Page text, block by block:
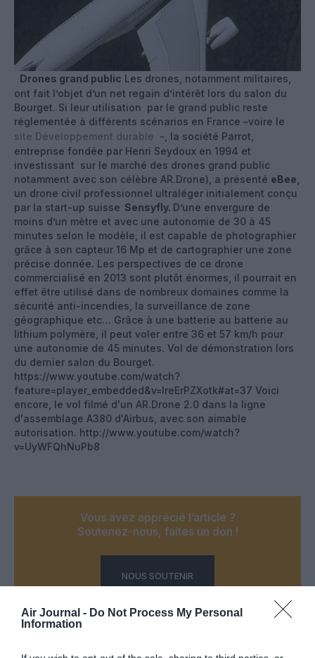
Air Journal - Do Not Process My Personal
Information
Drones grand public Les drones, notamment militaires,
ont fait l’objet d’un net regain d’intérêt lors du salon du
Bourget. Si leur utilisation par le grand public reste
réglementée à différents scénarios en France –voire le
site Développement durable -, la société Parrot,
entreprise fondée par Henri Seydoux en 1994 et
investissant sur le marché des drones grand public
notamment avec son célèbre AR.Drone), a présenté eBee,
un drone civil professionnel ultraléger initialement conçu
par la start-up suisse Sensyfly. D’une envergure de
moins d’un mètre et avec une autonomie de 30 à 45
minutes selon le modèle, il est capable de photographier
grâce à son capteur 16 Mp et de cartographier une zone
précise donnée. Les perspectives de ce drone
commercialisé en 2013 sont plutôt énormes, il pourrait en
effet être utilisé dans de nombreux domaines comme la
sécurité anti-incendies, la surveillance de zone
géographique etc… Grâce à une batterie au batterie au
lithium polymère, il peut voler entre 36 et 57 km/h pour
une autonomie de 45 minutes. Vol de démonstration lors
du dernier salon du Bourget.
https://www.youtube.com/watch?
feature=player_embedded&v=IreErPZXotk#at=37 Voici
encore, le vol filmé d'un AR.Drone 2.0 dans la ligne
d'assemblage A380 d'Airbus, avec son aimable
autorisation. http://www.youtube.com/watch?
v=UyWFQhNuPb8
Vous avez apprécié l’article ?
Soutenez-nous, faites un don !
NOUS SOUTENIR